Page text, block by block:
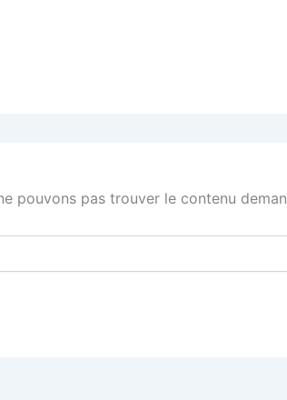
pouvons pas trouver le contenu